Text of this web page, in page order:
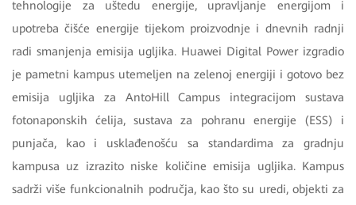
tehnologije za uštedu energije, upravljanje energijom i
upotreba čišće energije tijekom proizvodnje i dnevnih radnji
radi smanjenja emisija ugljika. Huawei Digital Power izgradio
je pametni kampus utemeljen na zelenoj energiji i gotovo bez
emisija ugljika za AntoHill Campus integracijom sustava
fotonaponskih ćelija, sustava za pohranu energije (ESS) i
punjača, kao i usklađenošću sa standardima za gradnju
kampusa uz izrazito niske količine emisija ugljika. Kampus
sadrži više funkcionalnih područja, kao što su uredi, objekti za